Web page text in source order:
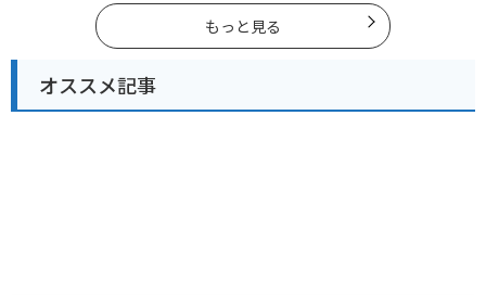
できます。バイクで広島県にツーリングに行く際は参考
にしてください。
もっと見る
オススメ記事